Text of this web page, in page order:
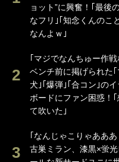
ョット”に興奮！｢最後
なフリ｣｢知念くんのこ
なんよｗ｣
｢マジでなんちゅー作
ベンチ前に掲げられた
犬｣｢爆弾｣｢合コン｣の
ボードにファン困惑！｢
て吹いた｣
｢なんじゃこりゃああ
古巣ミラン、漆黒×蛍